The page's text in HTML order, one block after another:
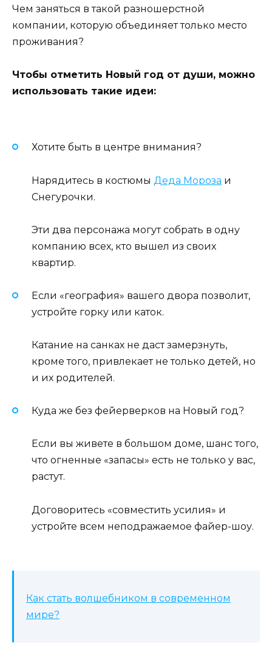
Чем заняться в такой разношерстной
компании, которую объединяет только место
проживания?
Чтобы отметить Новый год от души, можно
использовать такие идеи:
Хотите быть в центре внимания?
Нарядитесь в костюмы Деда Мороза и
Снегурочки.
Эти два персонажа могут собрать в одну
компанию всех, кто вышел из своих
квартир.
Если «география» вашего двора позволит,
устройте горку или каток.
Катание на санках не даст замерзнуть,
кроме того, привлекает не только детей, но
и их родителей.
Куда же без фейерверков на Новый год?
Если вы живете в большом доме, шанс того,
что огненные «запасы» есть не только у вас,
растут.
Договоритесь «совместить усилия» и
устройте всем неподражаемое файер-шоу.
Как стать волшебником в современном
мире?